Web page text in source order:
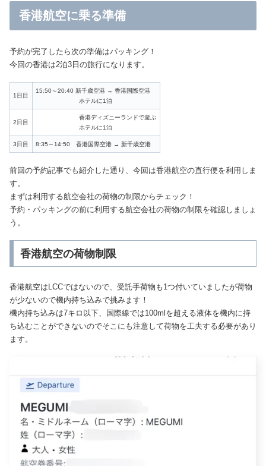
香港航空に乗る準備
予約が完了したら次の準備はパッキング！
今回の香港は2泊3日の旅行になります。
1日目
15:50～20:40 新千歳空港 → 香港国際空港
ホテルに1泊
2日目
香港ディズニーランドで遊ぶ
ホテルに1泊
3日目 8:35～14:50 香港国際空港 → 新千歳空港
前回の予約記事でも紹介した通り、今回は香港航空の直行便を利用しま
す。
まずは利用する航空会社の荷物の制限からチェック！
予約・パッキングの前に利用する航空会社の荷物の制限を確認しましょ
う。
香港航空の荷物制限
香港航空はLCCではないので、受託手荷物も1つ付いていましたが荷物
が少ないので機内持ち込みで挑みます！
機内持ち込みは7キロ以下、国際線では100mlを超える液体を機内に持
ち込むことができないのでそこにも注意して荷物を工夫する必要があり
ます。